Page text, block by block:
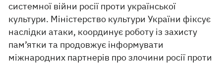
системної війни росії проти української
культури. Міністерство культури України фіксує
наслідки атаки, координує роботу із захисту
пам’ятки та продовжує інформувати
міжнародних партнерів про злочини росії проти